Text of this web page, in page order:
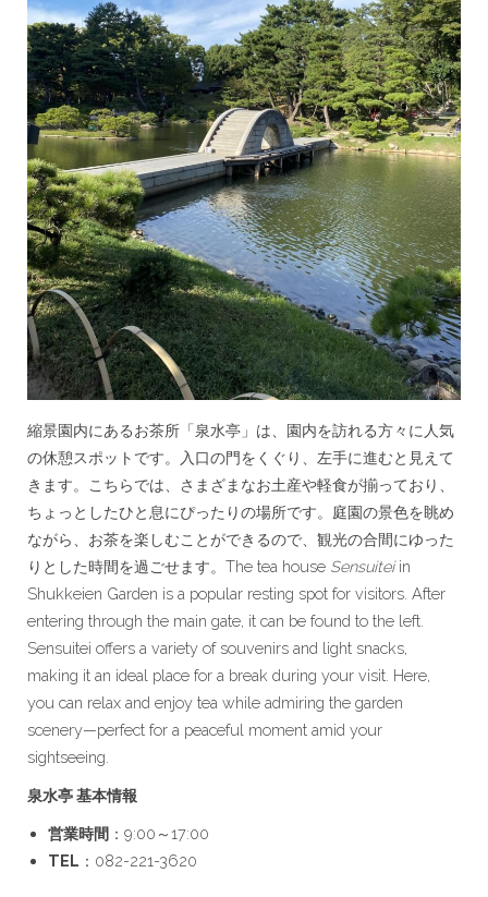
縮景園内にあるお茶所「泉水亭」は、園内を訪れる方々に人気
の休憩スポットです。入口の門をくぐり、左手に進むと見えて
きます。こちらでは、さまざまなお土産や軽食が揃っており、
ちょっとしたひと息にぴったりの場所です。庭園の景色を眺め
ながら、お茶を楽しむことができるので、観光の合間にゆった
りとした時間を過ごせます。The tea house Sensuiteiin
Shukkeien Garden is a popular resting spot for visitors. After
entering through the main gate, it can be found to the left.
Sensuitei offers a variety of souvenirs and light snacks,
making it an ideal place for a break during your visit. Here,
you can relax and enjoy tea while admiring the garden
scenery—perfect for a peaceful moment amid your
sightseeing.
泉水亭 基本情報
営業時間 ：9:00～17:00
TEL ：082-221-3620